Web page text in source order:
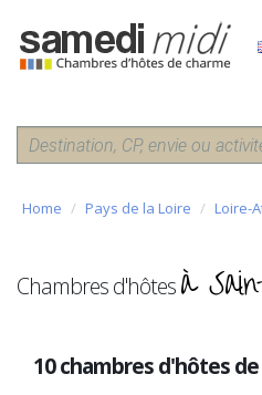
Home Pays de la Loire Loire-
Chambres d'hôtesà
10 chambres d'hôtes